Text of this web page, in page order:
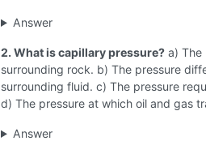
Answer
2. What is capillary pressure? a) The
surrounding rock. b) The pressure
surrounding fluid. c) The pressure
d) The pressure at which oil and gas
Answer